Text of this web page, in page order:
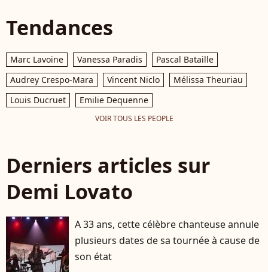
Tendances
Marc Lavoine Vanessa Paradis
Pascal Bataille
Audrey Crespo-Mara
Vincent Niclo
Mélissa Theuriau
Louis Ducruet
Emilie Dequenne
VOIR TOUS LES PEOPLE
Derniers articles sur
Demi Lovato
A 33 ans, cette célèbre chanteuse annule
plusieurs dates de sa tournée à cause de
son état